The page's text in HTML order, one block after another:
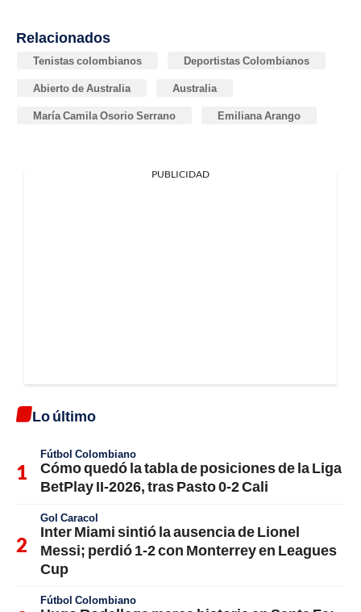
Relacionados
Tenistas colombianos Deportistas Colombianos
Abierto de Australia Australia
María Camila Osorio Serrano Emiliana Arango
PUBLICIDAD
Lo último
Fútbol Colombiano
Cómo quedó la tabla de posiciones de la Liga
BetPlay II-2026, tras Pasto 0-2 Cali
Gol Caracol
Inter Miami sintió la ausencia de Lionel
Messi; perdió 1-2 con Monterrey en Leagues
Cup
Fútbol Colombiano